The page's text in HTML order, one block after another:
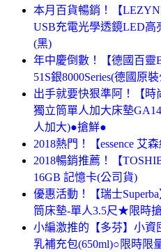
本月百貨暢銷！【
USB充電光學透鏡LED高
(黑)
年中慶倒數！【德國百靈
51S銀8000Series(德國原
出手就要快狠準阿！【時
獨立筒單人加大床墊
人加大)●搶鮮●
2018熱門！【essence 艾
2018暢銷推薦！【
16GB 記憶卡(公司貨)
優惠活動！【瑞士
筒床墊-單人3.5尺★限時
小編激推的【多芬】小資
乳補充包(650ml)○限時限